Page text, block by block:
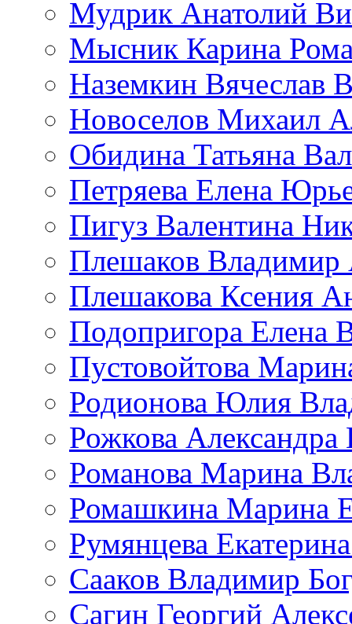
Мудрик Анатолий
Мысник Карина
Наземкин Вячеслав
Новоселов Михаил
Обидина Татьяна
Петряева Елена
Пигуз Валентина
Плешаков Владимир
Плешакова Ксения
Подопригора Елена
Пустовойтова
Родионова Юлия
Рожкова Александра
Романова Марина
Ромашкина Марина
Румянцева
Сааков Владимир
Сагин Георгий